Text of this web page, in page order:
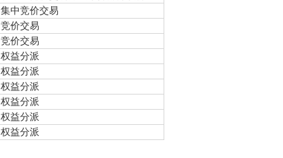
集中竞价交易
竞价交易
竞价交易
权益分派
权益分派
权益分派
权益分派
权益分派
权益分派